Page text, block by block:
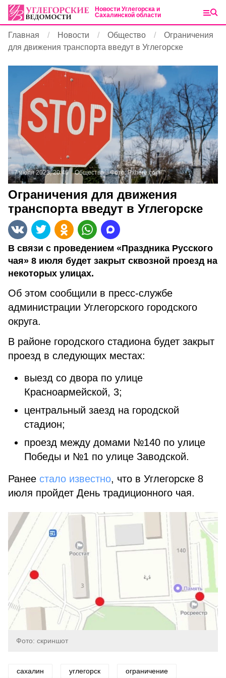
Новости Углегорска и
Сахалинской области
Главная Новости Общество
Ограничения
для движения транспорта введут в Углегорске
7 июля 2023, 20:46 Общество Фото:Pxhere.com
Ограничения для движения
транспорта введут в Углегорске
В связи с проведением «Праздника Русского
чая» 8 июля будет закрыт сквозной проезд на
некоторых улицах.
Об этом сообщили в пресс-службе
администрации Углегорского городского
округа.
В районе городского стадиона будет закрыт
проезд в следующих местах:
выезд со двора по улице
Красноармейской, 3;
центральный заезд на городской
стадион;
проезд между домами №140 по улице
Победы и №1 по улице Заводской.
Ранее стало известно, что в Углегорске 8
июля пройдет День традиционного чая.
Фото: скриншот
сахалин углегорск ограничение